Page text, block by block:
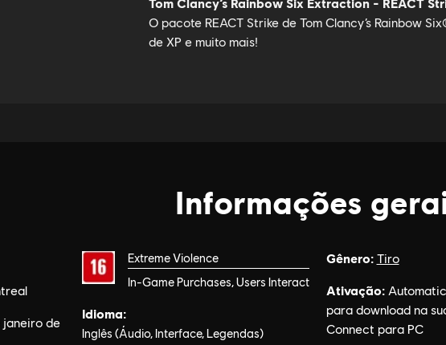
Informações gerais
Classificação
In-Game Purchases, Users Interact
Gênero: Tiro
Ativação: